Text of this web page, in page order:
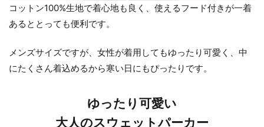
コットン100%生地で着心地も良く、使えるフード付きが一着
あるととっても便利です。
メンズサイズですが、女性が着用してもゆったり可愛く、中
にたくさん着込めるから寒い日にもぴったりです。
ゆったり可愛い
大人のスウェットパーカー